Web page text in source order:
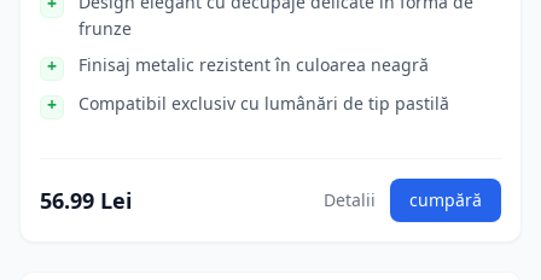
frunze
Finisaj metalic rezistent în culoarea neagră
Compatibil exclusiv cu lumânări de tip pastilă
56.99 Lei Detalii cumpără